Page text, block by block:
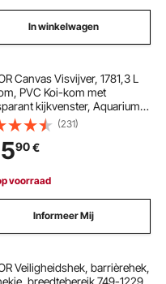
In winkelwagen
Canvas Visvijver, 1781,3 L
PVC Koi-kom met
kijkvenster, Aquarium
frame en
voor het kweken van
Goudvissen (Zwart)
(231)
90€
voorraad
Informeer Mij
Veiligheidshek, barrièrehek,
breedtebereik 749-1229